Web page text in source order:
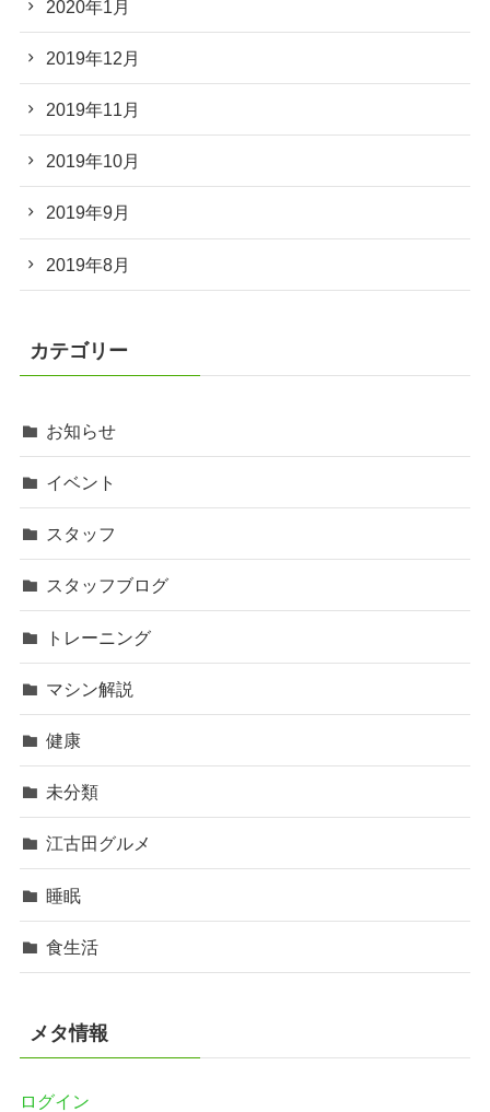
2020年1月
2019年12月
2019年11月
2019年10月
2019年9月
2019年8月
カテゴリー
お知らせ
イベント
スタッフ
スタッフブログ
トレーニング
マシン解説
健康
未分類
江古田グルメ
睡眠
食生活
メタ情報
ログイン